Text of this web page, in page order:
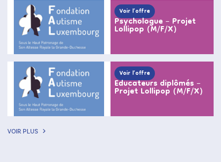
Voir l’offre
Psychologue – Projet
Lollipop (M/F/X)
Voir l’offre
Educateurs diplômés –
Projet Lollipop (M/F/X)
VOIR PLUS